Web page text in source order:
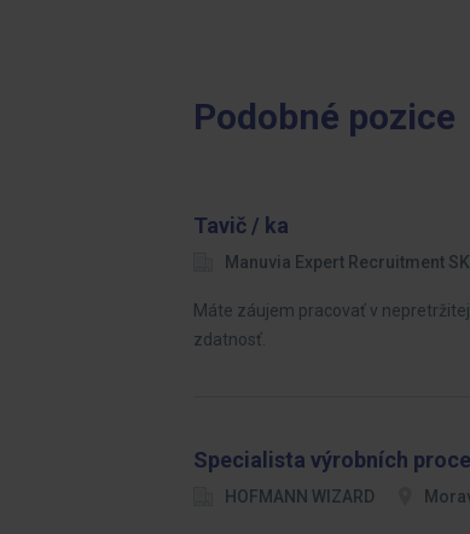
Podobné pozice
Tavič / ka
Manuvia Expert Recruitment SK
Máte záujem pracovať v
zdatnosť.
Specialista výrobních
HOFMANN WIZARD